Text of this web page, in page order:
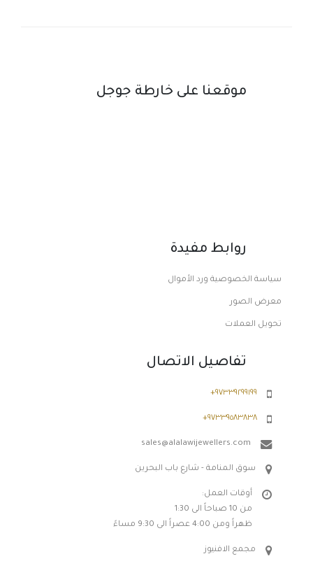
موقعنا على خارطة جوجل
روابط مفيدة
سياسة الخصوصية ورد الأموال
معرض الصور
تحويل العملات
تفاصيل الاتصال
٩٧٣٣٩٢٩٩١٩٩+
٩٧٣٣٩٥٨٣٨٣٨+
sales@alalawijewellers.com
سوق المنامة - شارع باب البحرين
أوقات العمل:
من 10 صباحاً الى 1:30
ظهراً ومن 4:00 عصراً الى 9:30 مساءً
مجمع الافنيوز